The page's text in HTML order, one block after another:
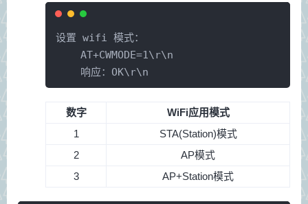
设置 wifi 模式：
    AT+CWMODE=1\r\n
    响应：OK\r\n
数字
WiFi应用模式
1
STA(Station)模式
2
AP模式
3
AP+Station模式